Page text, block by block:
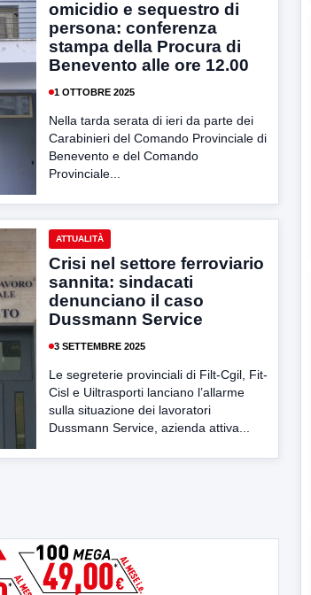
omicidio e sequestro di
persona: conferenza
stampa della Procura di
Benevento alle ore 12.00
1 OTTOBRE 2025
Nella tarda serata di ieri da parte dei
Carabinieri del Comando Provinciale di
Benevento e del Comando
Provinciale...
ATTUALITÀ
Crisi nel settore ferroviario
sannita: sindacati
denunciano il caso
Dussmann Service
3 SETTEMBRE 2025
Le segreterie provinciali di Filt-Cgil, Fit-
Cisl e Uiltrasporti lanciano l’allarme
sulla situazione dei lavoratori
Dussmann Service, azienda attiva...